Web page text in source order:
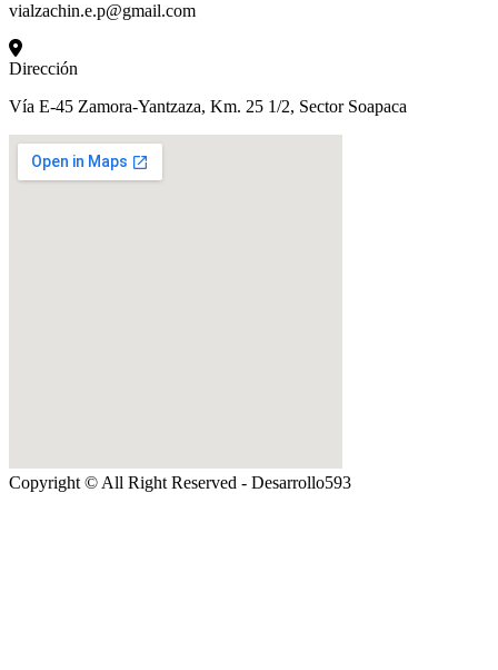
vialzachin.e.p@gmail.com
Dirección
Vía E-45 Zamora-Yantzaza, Km. 25 1/2, Sector Soapaca
Copyright © All Right Reserved - Desarrollo593